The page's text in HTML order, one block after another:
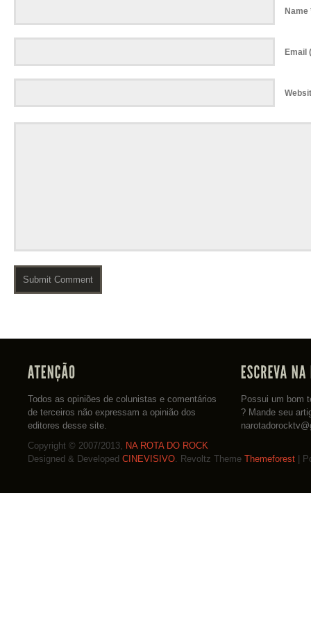
Name
Email
Todos as opiniões de colunistas e comentários
de terceiros não expressam a opinião dos
editores desse site.
Possui um bom
? Mande seu
Copyright © 2007/2013, NA ROTA DO ROCK
Designed & Developed CINEVISIVO. Revoltz Theme Themeforest |